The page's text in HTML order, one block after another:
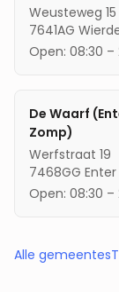
Weusteweg 15
7641AG
Open: 08:30 –
De Waarf
Zomp)
Werfstraat 19
7468GG Enter
Open: 08:30 –
Alle gemeentes